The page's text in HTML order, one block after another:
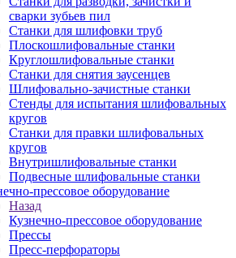
сварки зубьев пил
Станки для шлифовки труб
Плоскошлифовальные станки
Круглошлифовальные станки
Станки для снятия заусенцев
Шлифовально-зачистные станки
Стенды для испытания шлифовальных
кругов
Станки для правки шлифовальных
кругов
Внутришлифовальные станки
Подвесные шлифовальные станки
прессовое оборудование
Назад
Кузнечно-прессовое оборудование
Прессы
Пресс-перфораторы